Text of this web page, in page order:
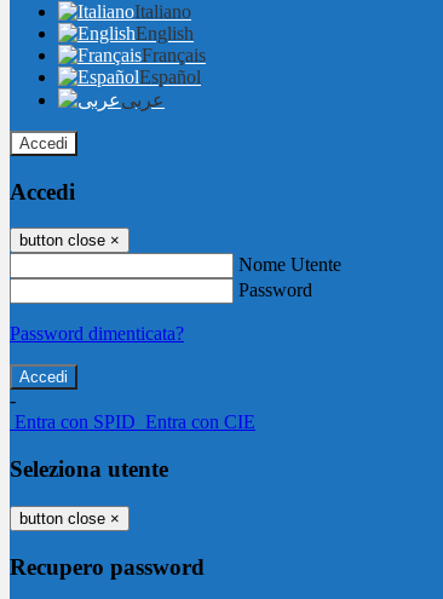
Italiano
English
Français
Español
عربى
Accedi
Accedi
button close ×
Nome Utente
Password
Password dimenticata?
-
Entra con SPID Entra con CIE
Seleziona utente
button close ×
Recupero password